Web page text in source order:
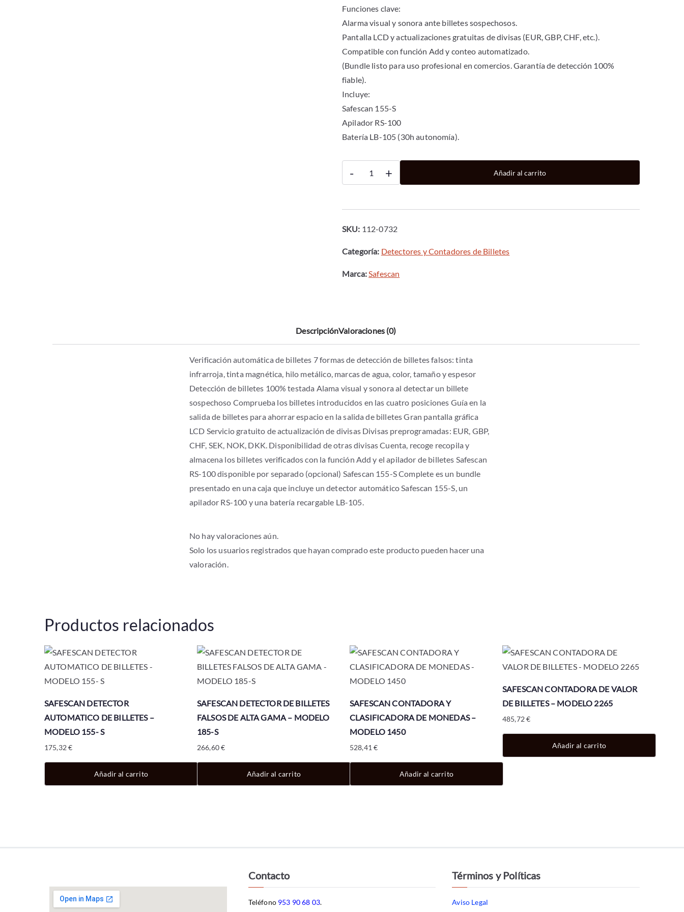
Funciones clave:
Alarma visual y sonora ante billetes sospechosos.
Pantalla LCD y actualizaciones gratuitas de divisas (EUR, GBP, CHF, etc.).
Compatible con función Add y conteo automatizado.
(Bundle listo para uso profesional en comercios. Garantía de detección 100%
fiable).
Incluye:
Safescan 155-S
Apilador RS-100
Batería LB-105 (30h autonomía).
-
DE
BILLETES
MODELO
+ Añadir al carrito
SKU: 112-0732
Categoría: Detectores y Contadores de Billetes
Marca:Safescan
DescripciónValoraciones (0)
Verificación automática de billetes 7 formas de detección de billetes falsos: tinta
infrarroja, tinta magnética, hilo metálico, marcas de agua, color, tamaño y espesor
Detección de billetes 100% testada Alama visual y sonora al detectar un billete
sospechoso Comprueba los billetes introducidos en las cuatro posiciones Guía en la
salida de billetes para ahorrar espacio en la salida de billetes Gran pantalla gráfica
LCD Servicio gratuito de actualización de divisas Divisas preprogramadas: EUR, GBP,
CHF, SEK, NOK, DKK. Disponibilidad de otras divisas Cuenta, recoge recopila y
almacena los billetes verificados con la función Add y el apilador de billetes Safescan
RS-100 disponible por separado (opcional) Safescan 155-S Complete es un bundle
presentado en una caja que incluye un detector automático Safescan 155-S, un
apilador RS-100 y una batería recargable LB-105.
No hay valoraciones aún.
Solo los usuarios registrados que hayan comprado este producto pueden hacer una
valoración.
Productos relacionados
SAFESCAN DETECTOR
AUTOMATICO DE BILLETES –
MODELO 155- S
175,32€
Añadir al carrito
SAFESCAN DETECTOR DE BILLETES
FALSOS DE ALTA GAMA – MODELO
185-S
266,60€
Añadir al carrito
SAFESCAN CONTADORA Y
CLASIFICADORA DE MONEDAS –
MODELO 1450
528,41€
Añadir al carrito
SAFESCAN CONTADORA DE VALOR
DE BILLETES – MODELO 2265
485,72€
Añadir al carrito
Contacto
Teléfono 953 90 68 03.
Términos y Políticas
Aviso Legal